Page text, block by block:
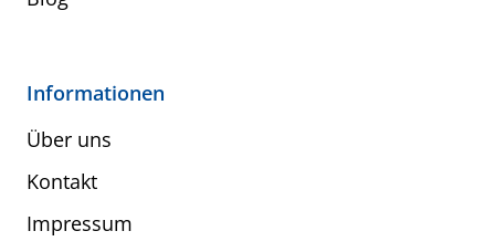
Informationen
Über uns
Kontakt
Impressum